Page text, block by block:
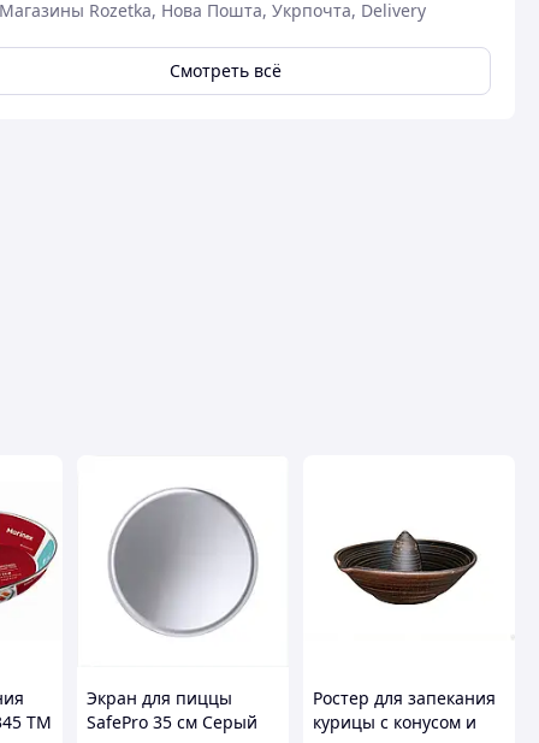
Магазины Rozetka, Нова Пошта, Укрпочта, Delivery
Смотреть всё
ТМ
Экран для пиццы
SafePro 35 см Серый
Ростер для запекания
курицы с конусом и